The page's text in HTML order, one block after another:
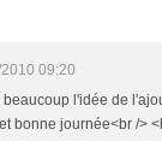
09:20
beaucoup l'idée de
bonne journée<br />